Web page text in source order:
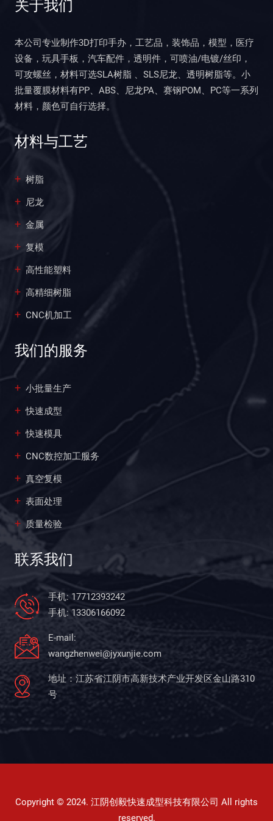
关于我们
本公司专业制作3D打印手办，工艺品，装饰品，模型，医疗
设备，玩具手板，汽车配件，透明件，可喷油/电镀/丝印，
可攻螺丝，材料可选SLA树脂 、SLS尼龙、透明树脂等。小
批量覆膜材料有PP、ABS、尼龙PA、赛钢POM、PC等一系列
材料，颜色可自行选择。
材料与工艺
树脂
尼龙
金属
复模
高性能塑料
高精细树脂
CNC机加工
我们的服务
小批量生产
快速成型
快速模具
CNC数控加工服务
真空复模
表面处理
质量检验
联系我们
手机: 17712393242
手机: 13306166092
E-mail:
wangzhenwei@jyxunjie.com
地址：江苏省江阴市高新技术产业开发区金山路310
号
Copyright © 2024. 江阴创毅快速成型科技有限公司 All rights
reserved.